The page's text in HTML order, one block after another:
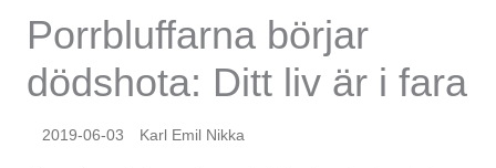
Porrbluffarna börjar
dödshota: Ditt liv är i fara
2019-06-03 Karl Emil Nikka